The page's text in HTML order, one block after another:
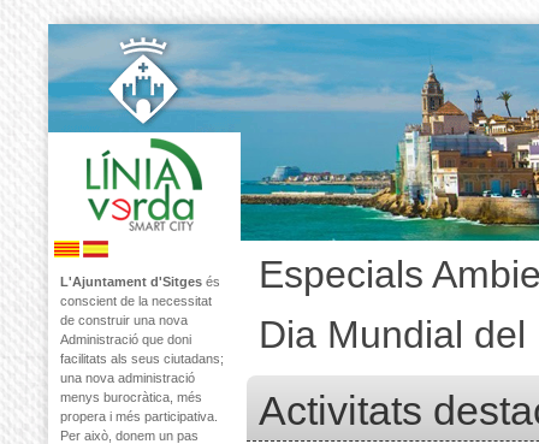
L'Ajuntament d'Sitges és
conscient de la necessitat
de construir una nova
Administració que doni
facilitats als seus ciutadans;
una nova administració
menys burocràtica, més
propera i més participativa.
Per això, donem un pas
Especials
Dia Mundial
Activitats